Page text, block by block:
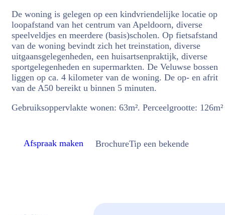
De woning is gelegen op een kindvriendelijke locatie op
loopafstand van het centrum van Apeldoorn, diverse
speelveldjes en meerdere (basis)scholen. Op fietsafstand
van de woning bevindt zich het treinstation, diverse
uitgaansgelegenheden, een huisartsenpraktijk, diverse
sportgelegenheden en supermarkten. De Veluwse bossen
liggen op ca. 4 kilometer van de woning. De op- en afrit
van de A50 bereikt u binnen 5 minuten.
Gebruiksoppervlakte wonen: 63m². Perceelgrootte: 126m²
Afspraak maken BrochureTip een bekende